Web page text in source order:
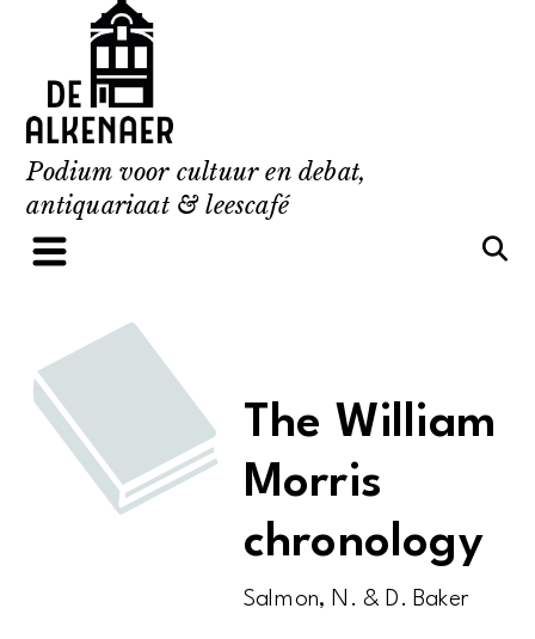
content
Podium voor cultuur en debat,
antiquariaat & leescafé
The William
Morris
chronology
Salmon, N. & D. Baker